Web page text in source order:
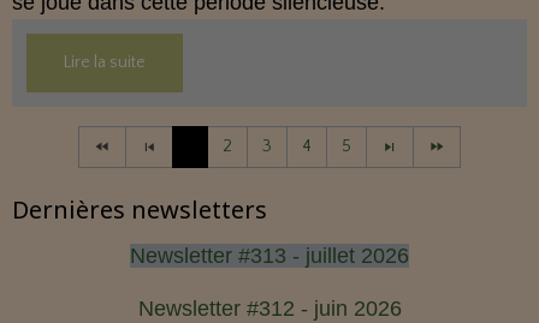
Lire la suite
2 3 4 5
Dernières newsletters
Newsletter #313 - juillet 2026
Newsletter #312 - juin 2026